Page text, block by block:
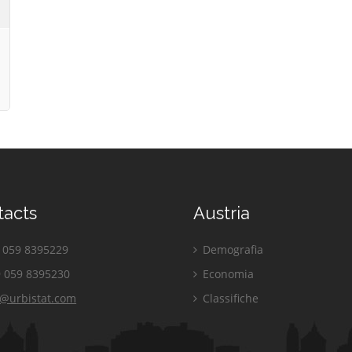
8395229
8395230
Austria
Demografia
Economia
Classifiche